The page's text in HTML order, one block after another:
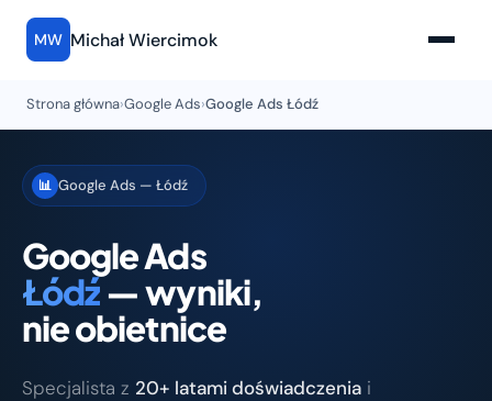
MW Michał Wiercimok
Strona główna›Google Ads›Google Ads Łódź
📊 Google Ads — Łódź
Google Ads
Łódź— wyniki,
nie obietnice
Specjalista z 20+ latami doświadczenia i